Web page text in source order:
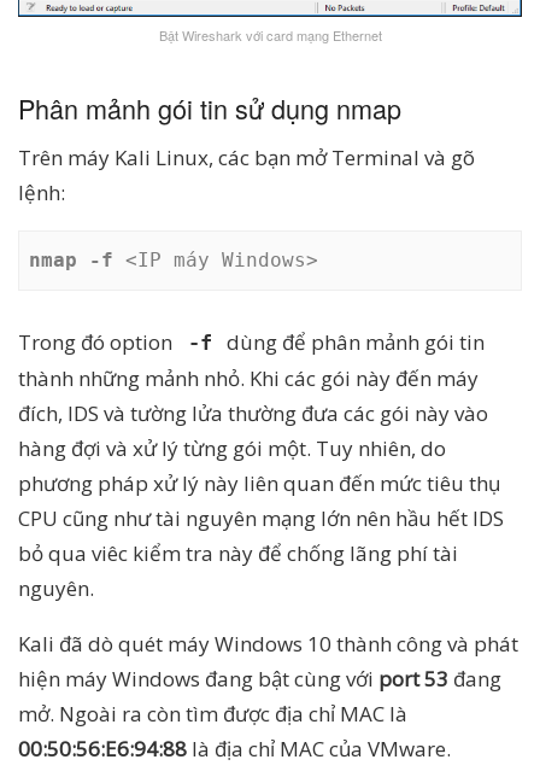
Bật Wireshark với card mạng Ethernet
Phân mảnh gói tin sử dụng nmap
Trên máy Kali Linux, các bạn mở Terminal và gõ
lệnh:
nmap -f <IP máy Windows>
Trong đó option -f
dùng để phân mảnh gói tin
thành những mảnh nhỏ. Khi các gói này đến máy
đích, IDS và tường lửa thường đưa các gói này vào
hàng đợi và xử lý từng gói một. Tuy nhiên, do
phương pháp xử lý này liên quan đến mức tiêu thụ
CPU cũng như tài nguyên mạng lớn nên hầu hết IDS
bỏ qua viêc kiểm tra này để chống lãng phí tài
nguyên.
Kali đã dò quét máy Windows 10 thành công và phát
hiện máy Windows đang bật cùng với port 53 đang
mở. Ngoài ra còn tìm được địa chỉ MAC là
00:50:56:E6:94:88 là địa chỉ MAC của VMware.